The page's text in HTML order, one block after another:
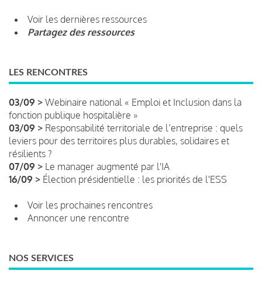
Voir les dernières ressources
Partagez des ressources
LES RENCONTRES
03/09 > Webinaire national « Emploi et Inclusion dans la
fonction publique hospitalière »
03/09 > Responsabilité territoriale de l’entreprise : quels
leviers pour des territoires plus durables, solidaires et
résilients ?
07/09 > Le manager augmenté par l'IA
16/09 > Élection présidentielle : les priorités de l'ESS
Voir les prochaines rencontres
Annoncer une rencontre
NOS SERVICES